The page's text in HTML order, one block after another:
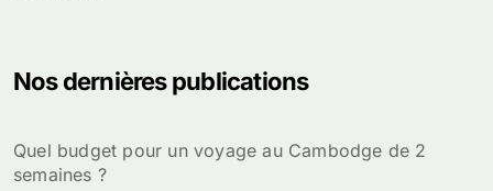
Nos dernières publications
Quel budget pour un voyage au Cambodge de 2
semaines ?